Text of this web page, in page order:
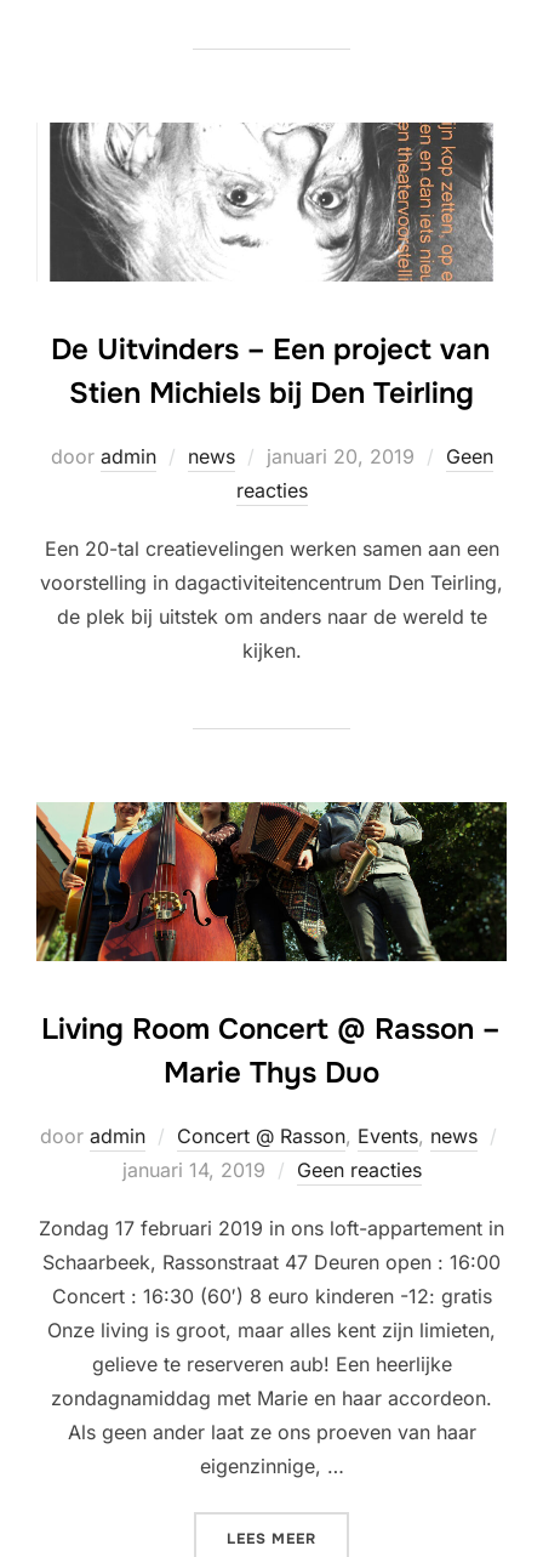
De Uitvinders – Een project van
Stien Michiels bij Den Teirling
door admin news
Geplaatst
op
januari 20, 2019
Geen
reacties
Een 20-tal creatievelingen werken samen aan een
voorstelling in dagactiviteitencentrum Den Teirling,
de plek bij uitstek om anders naar de wereld te
kijken.
Living Room Concert @ Rasson –
Marie Thys Duo
door admin Concert @ Rasson, Events, news
januari 14, 2019 Geen reacties
Zondag 17 februari 2019 in ons loft-appartement in
Schaarbeek, Rassonstraat 47 Deuren open : 16:00
Concert : 16:30 (60′) 8 euro kinderen -12: gratis
Onze living is groot, maar alles kent zijn limieten,
gelieve te reserveren aub! Een heerlijke
zondagnamiddag met Marie en haar accordeon.
Als geen ander laat ze ons proeven van haar
eigenzinnige, …
LEES MEER